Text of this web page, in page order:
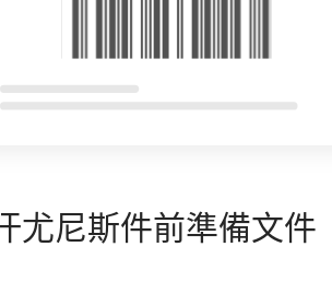
尤尼斯件前準備文件